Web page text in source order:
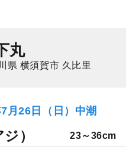
丸
県 横須賀市 久比里
月26日（日）中潮
ジ） 23～36cm